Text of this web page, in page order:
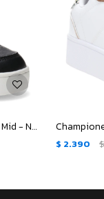
Championes Infantiles Topper Terre Mid - Negro
$ 2.390 $